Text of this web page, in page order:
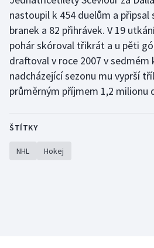
Olympijské hry
Parasport
Plavání
nastoupil k 454 duelům a připsal
branek a 82 přihrávek. V 19
pohár skóroval třikrát a u pěti
draftoval v roce 2007 v sedmém
nadcházející sezonu mu vyprší
průměrným příjmem 1,2 milionu
ŠTÍTKY
NHL Hokej